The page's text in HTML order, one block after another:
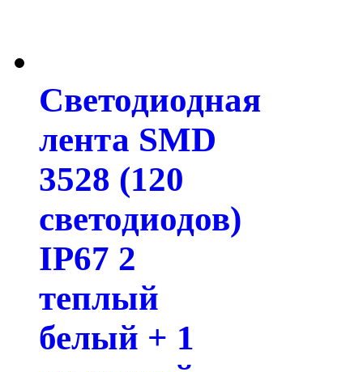
Светодиодная
лента SMD
3528 (120
светодиодов)
IP67 2
теплый
белый + 1